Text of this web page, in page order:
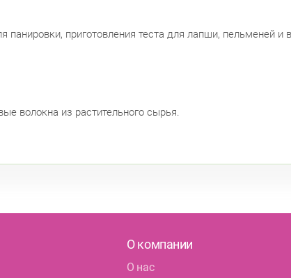
панировки, приготовления теста для лапши, пельменей
волокна из растительного сырья.
О компании
О нас